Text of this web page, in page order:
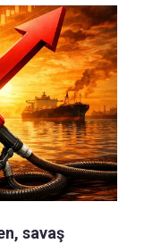
savaş